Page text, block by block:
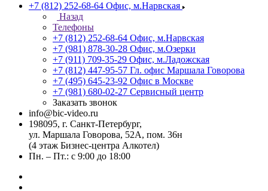
+7 (812) 252-68-64 Офис, м.Нарвская
Назад
Телефоны
+7 (812) 252-68-64 Офис, м.Нарвская
+7 (981) 878-30-28 Офис, м.Озерки
+7 (911) 709-35-29 Офис, м.Ладожская
+7 (812) 447-95-57 Гл. офис Маршала Говорова
+7 (495) 645-23-92 Офис в Москве
+7 (981) 680-02-27 Сервисный центр
Заказать звонок
info@bic-video.ru
198095, г. Санкт-Петербург,
ул. Маршала Говорова, 52А, пом. 36н
(4 этаж Бизнес-центра Алкотел)
Пн. – Пт.: с 9:00 до 18:00